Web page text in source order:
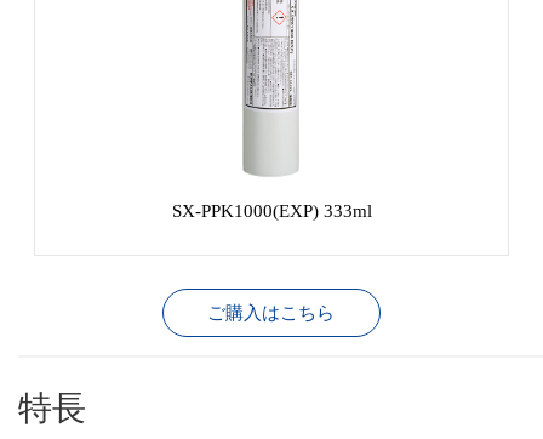
SX-PPK1000(EXP) 333ml
ご購入はこちら
特長